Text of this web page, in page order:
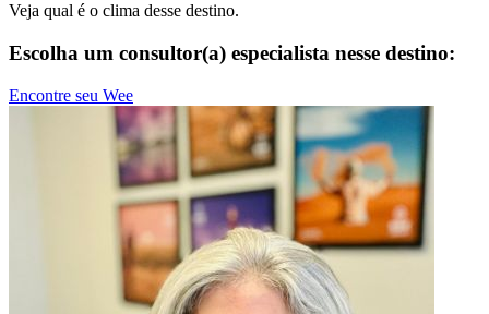
Veja qual é o clima desse destino.
Escolha um consultor(a) especialista nesse destino:
Encontre seu Wee